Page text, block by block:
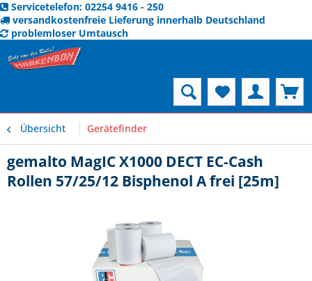
Servicetelefon: 02254 9416 - 250
versandkostenfreie Lieferung innerhalb Deutschland
problemloser Umtausch
Übersicht Gerätefinder
gemalto MagIC X1000 DECT EC-Cash
Rollen 57/25/12 Bisphenol A frei [25m]